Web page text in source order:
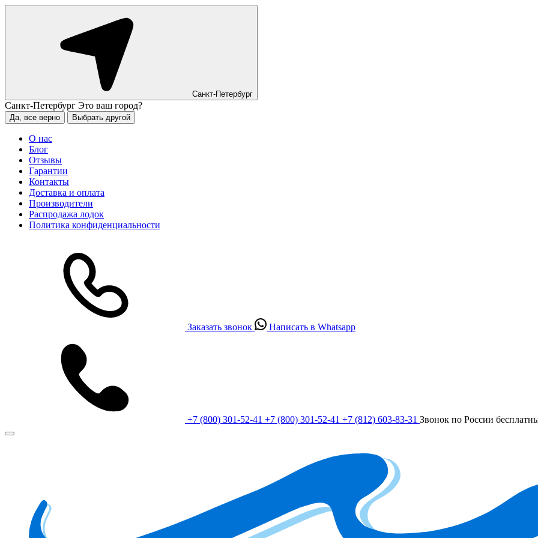
Санкт-Петербург
Санкт-Петербург Это ваш город?
Да, все верно Выбрать другой
О нас
Блог
Отзывы
Гарантии
Контакты
Доставка и оплата
Производители
Распродажа лодок
Политика конфиденциальности
Заказать звонок Написать в Whatsapp
+7 (800) 301-52-41 +7 (800) 301-52-41 +7 (812) 603-83-31 Звонок по России